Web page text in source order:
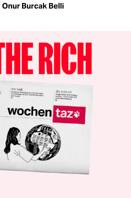
Onur Burcak Belli